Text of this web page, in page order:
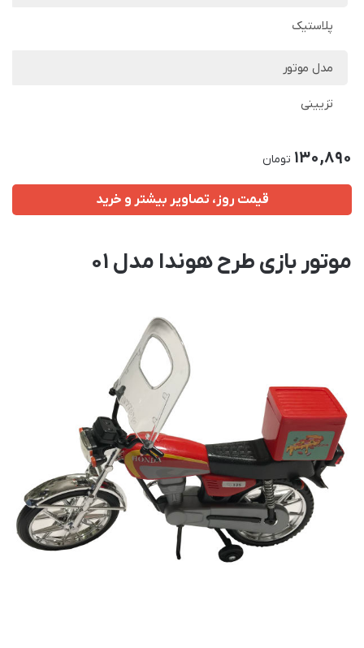
پلاستیک
مدل موتور
تزیینی
130,890 تومان
قیمت روز، تصاویر بیشتر و خرید
موتور بازی طرح هوندا مدل 01